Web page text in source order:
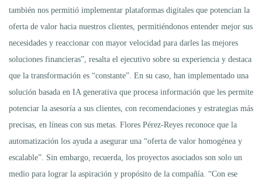
también nos permitió implementar plataformas digitales que potencian la
oferta de valor hacia nuestros clientes, permitiéndonos entender mejor sus
necesidades y reaccionar con mayor velocidad para darles las mejores
soluciones financieras”, resalta el ejecutivo sobre su experiencia y destaca
que la transformación es “constante”. En su caso, han implementado una
solución basada en IA generativa que procesa información que les permite
potenciar la asesoría a sus clientes, con recomendaciones y estrategias más
precisas, en líneas con sus metas. Flores Pérez-Reyes reconoce que la
automatización los ayuda a asegurar una “oferta de valor homogénea y
escalable”. Sin embargo, recuerda, los proyectos asociados son solo un
medio para lograr la aspiración y propósito de la compañía. “Con ese